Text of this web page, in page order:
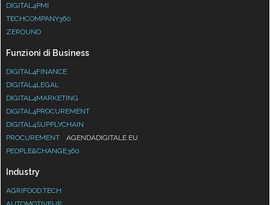
DIGITAL4PMI
TECHCOMPANY360
ZEROUNO
Funzioni di Business
DIGITAL4FINANCE
DIGITAL4LEGAL
DIGITAL4MARKETING
DIGITAL4PROCUREMENT
DIGITAL4SUPPLYCHAIN
PROCUREMENT
AGENDADIGITALE.EU
PEOPLE&CHANGE360
Industry
AGRIFOOD.TECH